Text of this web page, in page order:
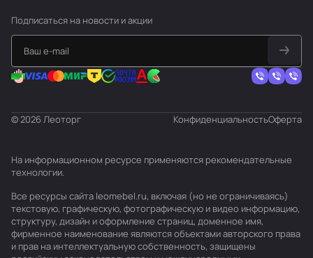
Подписаться на новости и акции
© 2026 Леоторг КонфиденциальностьОферта
На информационном ресурсе применяются рекомендательные
технологии.
Все ресурсы сайта leomebel.ru, включая (но не ограничиваясь)
текстовую, графическую, фотографическую и видео информацию,
структуру, дизайн и оформление страниц, доменное имя,
фирменное наименование являются объектами авторского права
и прав на интеллектуальную собственность, защищены